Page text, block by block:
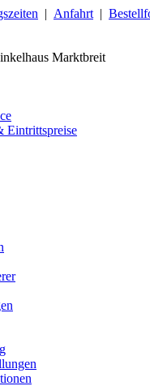
| Anfahrt |
Marktbreit
Eintrittspreise